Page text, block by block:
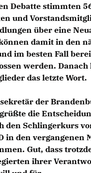
Debatte stimmten
und
über eine
damit in den
im besten Fall
werden. Danach
das letzte Wort.
der
die
den Schlingerkurs
in den vergangenen
Gut, dass
ihrer